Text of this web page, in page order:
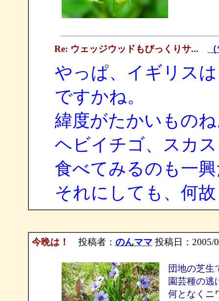
Re: ウェッジウッドもびっくりサ...
やっぱ、イギリス
ですかね。
緯度がたかいもの
ヘビイチゴ、スカ
食べてみるのも一
それにしても、何
今晩は！ 投稿者： のんママ 投稿日：2005/
団地の芝生
園芸種の逃
何となくニ